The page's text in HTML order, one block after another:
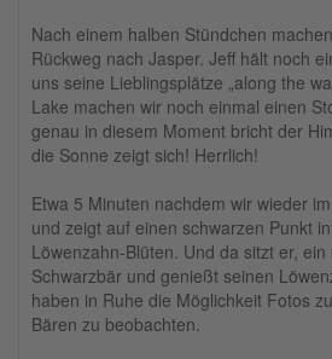
Nach einem halben Stündchen
Rückweg nach Jasper. Jeff hält noch
uns seine Lieblingsplätze „along the
Lake machen wir noch einmal einen
genau in diesem Moment bricht der
die Sonne zeigt sich! Herrlich!
Etwa 5 Minuten nachdem wir wieder
und zeigt auf einen schwarzen Punkt
Löwenzahn-Blüten. Und da sitzt er,
Schwarzbär und genießt seinen
haben in Ruhe die Möglichkeit Fotos
Bären zu beobachten.